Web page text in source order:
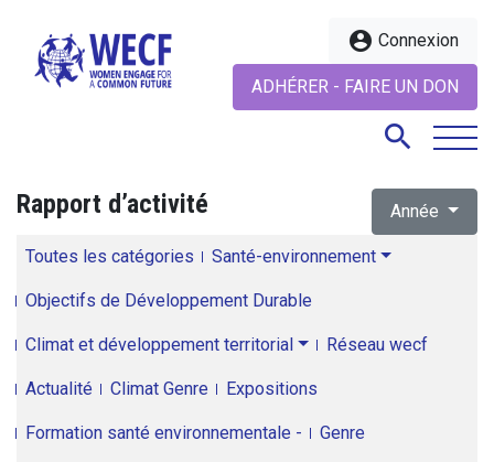
account_circle Connexion
ADHÉRER - FAIRE UN DON
search
Rapport d’activité Année
Toutes les catégories Santé-environnement
Objectifs de Développement Durable
Climat et développement territorial Réseau wecf
Actualité Climat Genre Expositions
Formation santé environnementale - Genre